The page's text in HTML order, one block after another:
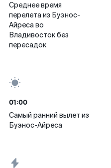
Среднее время
перелета из Буэнос-
Айреса во
Владивосток без
пересадок
01:00
Самый ранний вылет из
Буэнос-Айреса